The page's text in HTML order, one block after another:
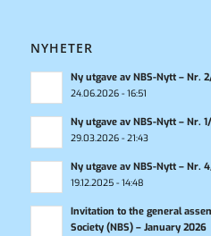
NYHETER
Ny utgave av NBS-Nytt – Nr.
24.06.2026 - 16:51
Ny utgave av NBS-Nytt – Nr.
29.03.2026 - 21:43
Ny utgave av NBS-Nytt – Nr.
19.12.2025 - 14:48
Invitation to the general
Society (NBS) – January 2026